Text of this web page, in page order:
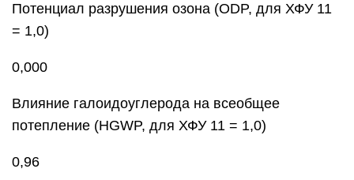
Потенциал разрушения озона (ODP, для ХФУ 11
= 1,0)
0,000
Влияние галоидоуглерода на всеобщее
потепление (HGWP, для ХФУ 11 = 1,0)
0,96